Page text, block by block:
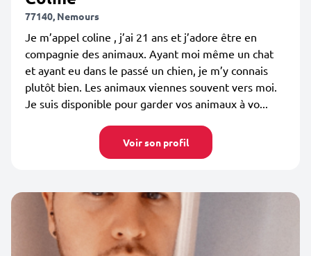
77140, Nemours
Je m’appel coline , j’ai 21 ans et j’adore être en
compagnie des animaux. Ayant moi même un chat
et ayant eu dans le passé un chien, je m’y connais
plutôt bien. Les animaux viennes souvent vers moi.
Je suis disponible pour garder vos animaux à vo...
Voir son profil